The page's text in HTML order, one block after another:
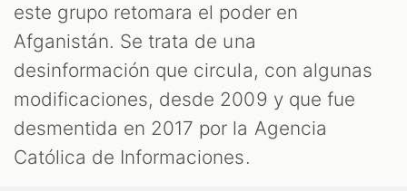
este grupo retomara el poder en
Afganistán. Se trata de una
desinformación que circula, con algunas
modificaciones, desde 2009 y que fue
desmentida en 2017 por la Agencia
Católica de Informaciones.